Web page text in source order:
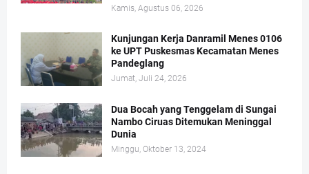
Kamis, Agustus 06, 2026
Kunjungan Kerja Danramil Menes 0106
ke UPT Puskesmas Kecamatan Menes
Pandeglang
Jumat, Juli 24, 2026
Dua Bocah yang Tenggelam di Sungai
Nambo Ciruas Ditemukan Meninggal
Dunia
Minggu, Oktober 13, 2024